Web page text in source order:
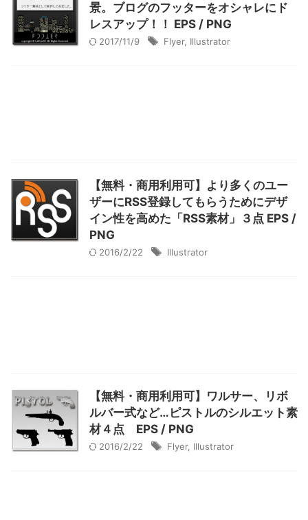
景。ブログのフッターをオシャレにド
レスアップ！！ EPS / PNG
2017/11/9 Flyer, Illustrator
【無料・商用利用可】より多くのユー
ザーにRSS登録してもらうためにデザ
イン性を高めた「RSS素材」３点 EPS /
PNG
2016/2/22 Illustrator
【無料・商用利用可】ワルサー、リボ
ルバー式など…ピストルのシルエット素
材４点 EPS / PNG
2016/2/22 Flyer, Illustrator